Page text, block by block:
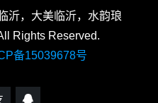
沂，大美临沂，水韵琅
Rights Reserved.
备15039678号